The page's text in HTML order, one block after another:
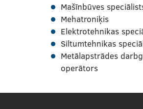
Mašīnbūves
Mehatroniķis
Elektrotehnikas
Siltumtehnikas
Metālapstrādes
operātors